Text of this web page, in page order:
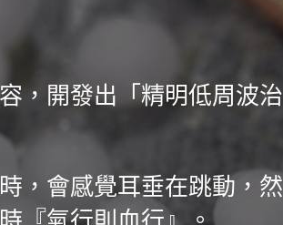
，開發出「精明低周波治
，會感覺耳垂在跳動，然